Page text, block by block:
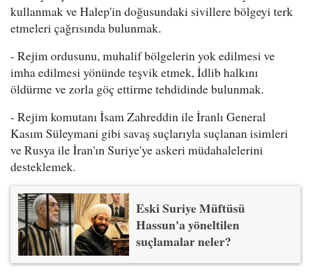
kullanmak ve Halep'in doğusundaki sivillere bölgeyi terk
etmeleri çağrısında bulunmak.
- Rejim ordusunu, muhalif bölgelerin yok edilmesi ve
imha edilmesi yönünde teşvik etmek, İdlib halkını
öldürme ve zorla göç ettirme tehdidinde bulunmak.
- Rejim komutanı İsam Zahreddin ile İranlı General
Kasım Süleymani gibi savaş suçlarıyla suçlanan isimleri
ve Rusya ile İran'ın Suriye'ye askeri müdahalelerini
desteklemek.
Eski Suriye Müftüsü
Hassun'a yöneltilen
suçlamalar neler?